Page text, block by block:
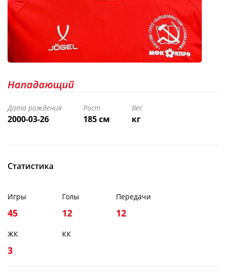
Нападающий
Дата рождения
2000-03-26
Рост
185 см
Вес
кг
Статистика
Игры
45
Голы
12
Передачи
12
ЖК
3
КК